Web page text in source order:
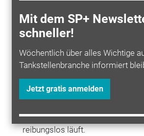
Mit dem SP+
schneller!
Wöchentlich über alles Wichtige
Tankstellenbranche informiert
Jetzt gratis anmelden
Bislang ist die gesetzlich
13.000 gemeldeten Tankstellen
wenn dieser Schwellenwert
Verbraucherinformationsdienste
worden sind, beginnt 14 Tage
Tankstellenunternehmer, die
Das Datum wird im
sichergestellt werden, dass der
reibungslos läuft.